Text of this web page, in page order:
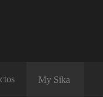
My Sika